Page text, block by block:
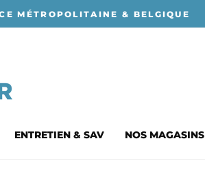
MÉTROPOLITAINE & BELGIQUE
ENTRETIEN & SAV NOS MAGASINS